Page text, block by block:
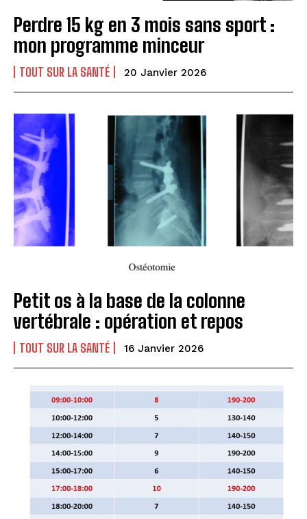
Perdre 15 kg en 3 mois sans sport :
mon programme minceur
TOUT SUR LA SANTÉ 20 Janvier 2026
Petit os à la base de la colonne
vertébrale : opération et repos
TOUT SUR LA SANTÉ 16 Janvier 2026